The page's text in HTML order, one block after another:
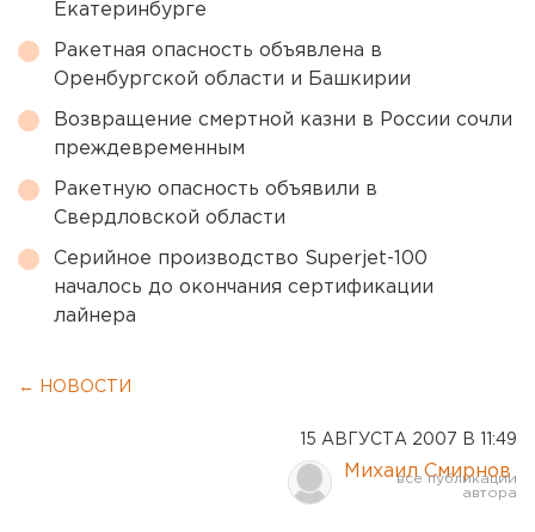
Екатеринбурге
Ракетная опасность объявлена в
Оренбургской области и Башкирии
Возвращение смертной казни в России сочли
преждевременным
Ракетную опасность объявили в
Свердловской области
Серийное производство Superjet-100
началось до окончания сертификации
лайнера
← НОВОСТИ
15 АВГУСТА 2007 В 11:49
Михаил Смирнов